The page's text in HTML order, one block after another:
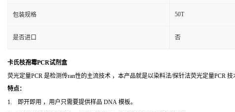
包装规格 50T
是否进口 否
卡氏枝孢霉PCR试剂盒
荧光定量PCR 是检测传ran性的主流技术 ，本产品就是以染料法/探针法荧光定量PCR
特点：
1. 即开即用 ，用户只需要提供样品 DNA 模板。